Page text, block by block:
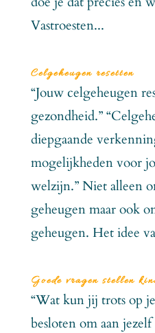
Vastroesten...
Celgeheugen resetten
“Jouw celgeheugen
gezondheid.”
diepgaande
mogelijkheden voor
welzijn.” Niet alleen
geheugen maar ook
geheugen. Het idee
Goede vragen stellen
“Wat kun jij trots op
besloten om aan